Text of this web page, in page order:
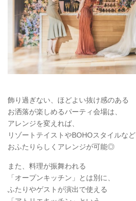
飾り過ぎない、ほどよい抜け感のある
お洒落が楽しめるパーティ会場は、
アレンジを変えれば、
リゾートテイストやBOHOスタイルなど
おふたりらしくアレンジが可能◎
また、料理が振舞われる
「オープンキッチン」とは別に、
ふたりやゲストが演出で使える